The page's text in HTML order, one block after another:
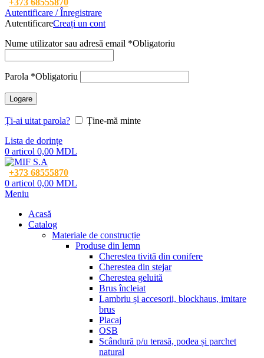
+373 68555870
Autentificare / Înregistrare
AutentificareCreați un cont
Nume utilizator sau adresă email *Obligatoriu
Parola *Obligatoriu
Logare
Ți-ai uitat parola?
Ține-mă minte
Lista de dorințe
0 articol 0,00 MDL
+373 68555870
0 articol 0,00 MDL
Meniu
Acasă
Catalog
Materiale de construcție
Produse din lemn
Cherestea tivită din conifere
Cherestea din stejar
Cherestea geluită
Brus încleiat
Lambriu și accesorii, blockhaus, imitare
brus
Placaj
OSB
Scândură p/u terasă, podea și parchet
natural